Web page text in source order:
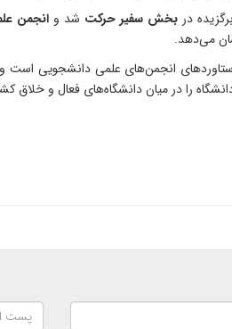
در بخش سفیر حرکت شد و انجمن
می‌دهد.
انجمن‌های علمی دانشجویی
را در میان دانشگاه‌های فعال و خلاق